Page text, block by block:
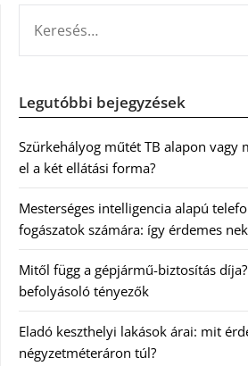
Legutóbbi bejegyzések
Szürkehályog műtét TB alapon vagy
el a két ellátási forma?
Mesterséges intelligencia alapú
fogászatok számára: így érdemes
Mitől függ a gépjármű-biztosítás
befolyásoló tényezők
Eladó keszthelyi lakások árai: mit
négyzetméteráron túl?